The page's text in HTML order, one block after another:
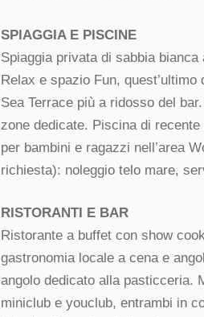
SPIAGGIA E PISCINE
Spiaggia privata di sabbia
Relax e spazio Fun,
Sea Terrace più a ridosso del
zone dedicate. Piscina di
per bambini e ragazzi nell’area
richiesta): noleggio telo mare,
RISTORANTI E BAR
Ristorante a buffet con show
gastronomia locale a cena e
angolo dedicato alla pasticceria.
miniclub e youclub, entrambi in